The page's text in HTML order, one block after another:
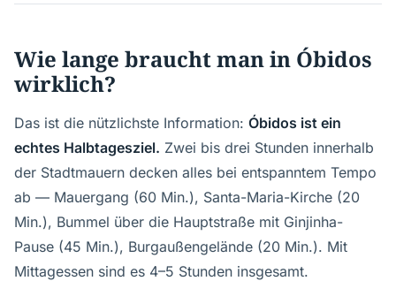
Wie lange braucht man in Óbidos
wirklich?
Das ist die nützlichste Information: Óbidos ist ein
echtes Halbtagesziel. Zwei bis drei Stunden innerhalb
der Stadtmauern decken alles bei entspanntem Tempo
ab — Mauergang (60 Min.), Santa-Maria-Kirche (20
Min.), Bummel über die Hauptstraße mit Ginjinha-
Pause (45 Min.), Burgaußengelände (20 Min.). Mit
Mittagessen sind es 4–5 Stunden insgesamt.